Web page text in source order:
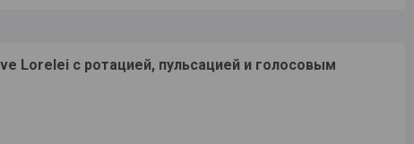
Lorelei с ротацией, пульсацией и голосовым